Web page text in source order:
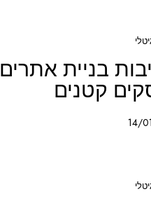
בניית אתרים
קטנים
14/